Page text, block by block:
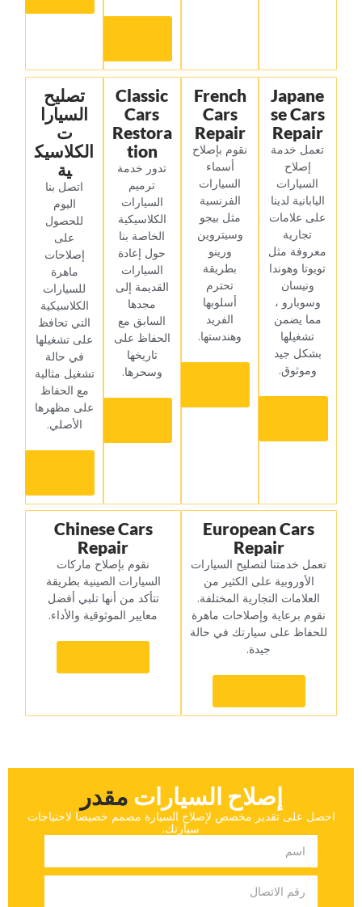
Japane
se Cars
Repair
‏تعمل خدمة
إصلاح
السيارات
اليابانية لدينا
على علامات
تجارية
معروفة مثل
تويوتا وهوندا
ونيسان
وسوبارو ،
مما يضمن
تشغيلها
بشكل جيد
وموثوق.‏
French
Cars
Repair
‏نقوم بإصلاح
أسماء
السيارات
الفرنسية
مثل بيجو
وسيتروين
ورينو
بطريقة
تحترم
أسلوبها
الفريد
وهندستها.‏
Classic
Cars
Restora
tion
‏تدور خدمة
ترميم
السيارات
الكلاسيكية
الخاصة بنا
حول إعادة
السيارات
القديمة إلى
مجدها
السابق مع
الحفاظ على
تاريخها
وسحرها.‏
‏تصليح
السيارا
ت
الكلاسيك
ية‏
‏اتصل بنا
اليوم
للحصول
على
إصلاحات
ماهرة
للسيارات
الكلاسيكية
التي تحافظ
على تشغيلها
في حالة
تشغيل مثالية
مع الحفاظ
على مظهرها
الأصلي.‏
European Cars
Repair
‏تعمل خدمتنا لتصليح السيارات
الأوروبية على الكثير من
العلامات التجارية المختلفة.
نقوم برعاية وإصلاحات ماهرة
للحفاظ على سيارتك في حالة
جيدة.‏
Chinese Cars
Repair
‏نقوم بإصلاح ماركات
السيارات الصينية بطريقة
تتأكد من أنها تلبي أفضل
معايير الموثوقية والأداء.‏
إصلاح السيارات ‏مقدر‏
‏احصل على تقدير مخصص لإصلاح السيارة مصمم خصيصا لاحتياجات
سيارتك.‏